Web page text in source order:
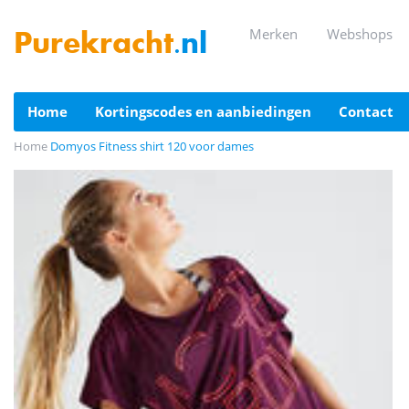
Purekracht.nl merken webshops
home kortingscodes en aanbiedingen contact
Home Domyos Fitness shirt 120 voor dames